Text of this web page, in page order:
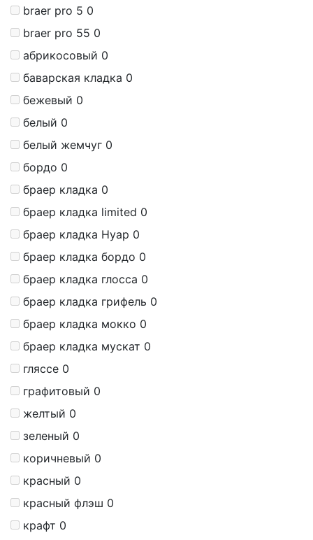
braer pro 5 0
braer pro 55 0
абрикосовый 0
баварская кладка 0
бежевый 0
белый 0
белый жемчуг 0
бордо 0
браер кладка 0
браер кладка limited 0
браер кладка Нуар 0
браер кладка бордо 0
браер кладка глосса 0
браер кладка грифель 0
браер кладка мокко 0
браер кладка мускат 0
гляссе 0
графитовый 0
желтый 0
зеленый 0
коричневый 0
красный 0
красный флэш 0
крафт 0